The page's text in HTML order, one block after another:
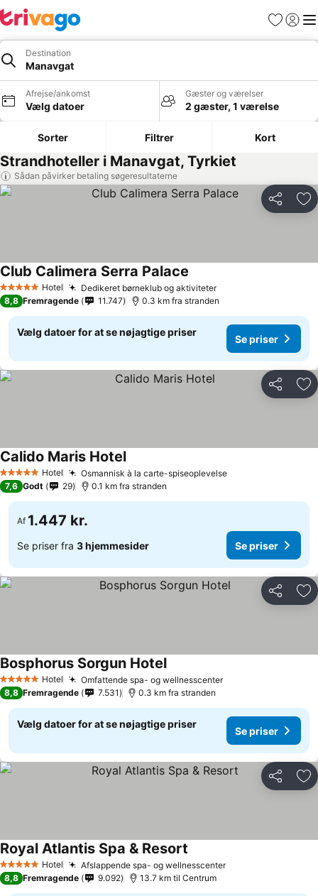
Favoritter
Log ind
Destination
Manavgat
Afrejse/ankomst
Vælg datoer
Gæster og værelser
2 gæster, 1 værelse
Sorter Filtrer Kort
Strandhoteller i Manavgat, Tyrkiet
Sådan påvirker betaling søgeresultaterne
Del
5 Stjerner Hotel Dedikeret børneklub og aktiviteter
Club Calimera Serra Palace
8,8 Fremragende 11.747 0.3 km fra stranden
Vælg datoer for at se nøjagtige priser
Se priser
Del
5 Stjerner Hotel Osmannisk à la carte-spiseoplevelse
Calido Maris Hotel
7,6 Godt 29 0.1 km fra stranden
Af 1.447 kr.
Se priser fra 3 hjemmesider Se priser
Del
5 Stjerner Hotel Omfattende spa- og wellnesscenter
Bosphorus Sorgun Hotel
8,8 Fremragende 7.531 0.3 km fra stranden
Vælg datoer for at se nøjagtige priser
Se priser
Del
5 Stjerner Hotel Afslappende spa- og wellnesscenter
Royal Atlantis Spa & Resort
8,8 Fremragende 9.092 13.7 km til Centrum